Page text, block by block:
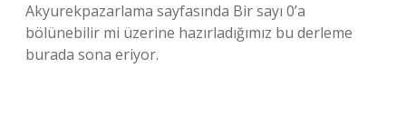
Akyurekpazarlama sayfasında Bir sayı 0’a
bölünebilir mi üzerine hazırladığımız bu derleme
burada sona eriyor.